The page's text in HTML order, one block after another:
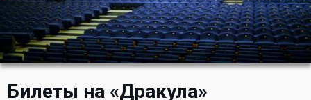
Билеты на «Дракула»